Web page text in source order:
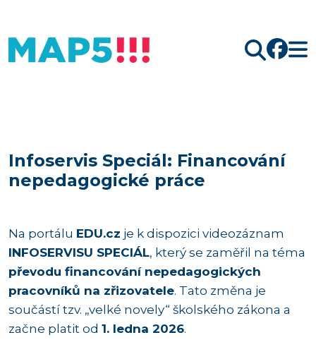
Infoservis Speciál: Financování
nepedagogické práce
Na portálu EDU.cz je k dispozici videozáznam
INFOSERVISU SPECIÁL, který se zaměřil na téma
převodu financování nepedagogických
pracovníků na zřizovatele. Tato změna je
součástí tzv. „velké novely“ školského zákona a
začne platit od 1. ledna 2026.